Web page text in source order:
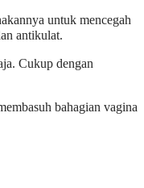
untuk mencegah
antikulat.
Cukup dengan
bahagian vagina